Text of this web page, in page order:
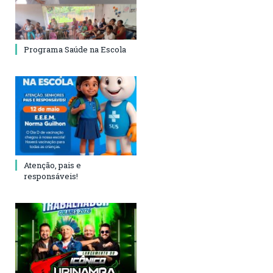
Programa Saúde na Escola
Atenção, pais e
responsáveis!